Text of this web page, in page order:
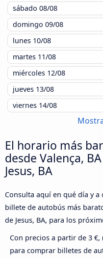
sábado 08/08
domingo 09/08
lunes 10/08
martes 11/08
miércoles 12/08
jueves 13/08
viernes 14/08
El horario más
desde Valença,
Jesus, BA
Consulta aquí en qué día y
billete de autobús más
de Jesus, BA, para los
Con precios a partir de 3 €,
para comprar billetes de